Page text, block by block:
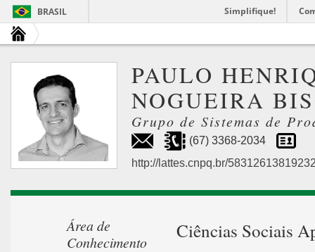
BRASIL Simplifique!
PAULO
NOGUEIRA
Grupo de Sistemas de
(67) 3368-2034
http://lattes.cnpq.br/
Área de
Conhecimento
Ciências Sociais